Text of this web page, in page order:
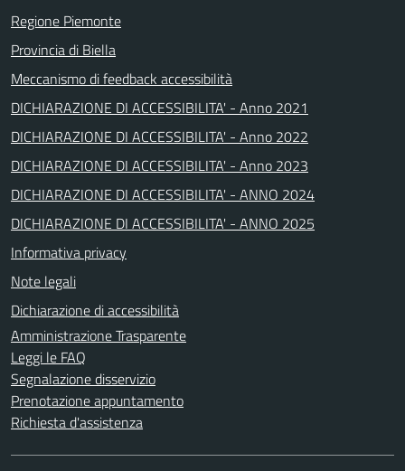
Regione Piemonte
Provincia di Biella
Meccanismo di feedback accessibilità
DICHIARAZIONE DI ACCESSIBILITA' - Anno 2021
DICHIARAZIONE DI ACCESSIBILITA' - Anno 2022
DICHIARAZIONE DI ACCESSIBILITA' - Anno 2023
DICHIARAZIONE DI ACCESSIBILITA' - ANNO 2024
DICHIARAZIONE DI ACCESSIBILITA' - ANNO 2025
Informativa privacy
Note legali
Dichiarazione di accessibilità
Amministrazione Trasparente
Leggi le FAQ
Segnalazione disservizio
Prenotazione appuntamento
Richiesta d'assistenza